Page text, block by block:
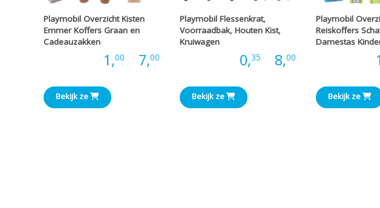
Playmobil Overzicht Kisten
Emmer Koffers Graan en
Cadeauzakken
1,00 7,00Prijsklasse:
€1,00
Bekijk ze
Playmobil Flessenkrat,
Voorraadbak, Houten Kist,
Kruiwagen
0,35 8,00Prijsklasse:
€0,35
Bekijk ze
Playmobil
Reiskoffers
Damestas
Bekijk ze